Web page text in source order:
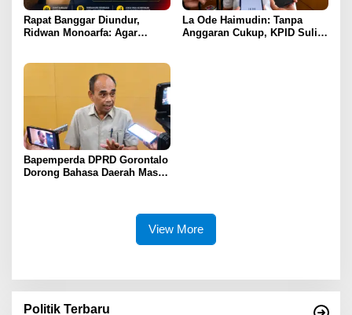
Rapat Banggar Diundur,
Ridwan Monoarfa: Agar
La Ode Haimudin: Tanpa
Anggaran Cukup, KPID Sulit
Bapemperda DPRD Gorontalo
Dorong Bahasa Daerah Masuk
View More
Politik Terbaru